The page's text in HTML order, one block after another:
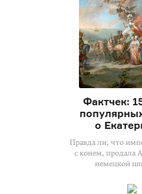
Фактчек:
о
Правда ли, что
с конем, продала
немецкой